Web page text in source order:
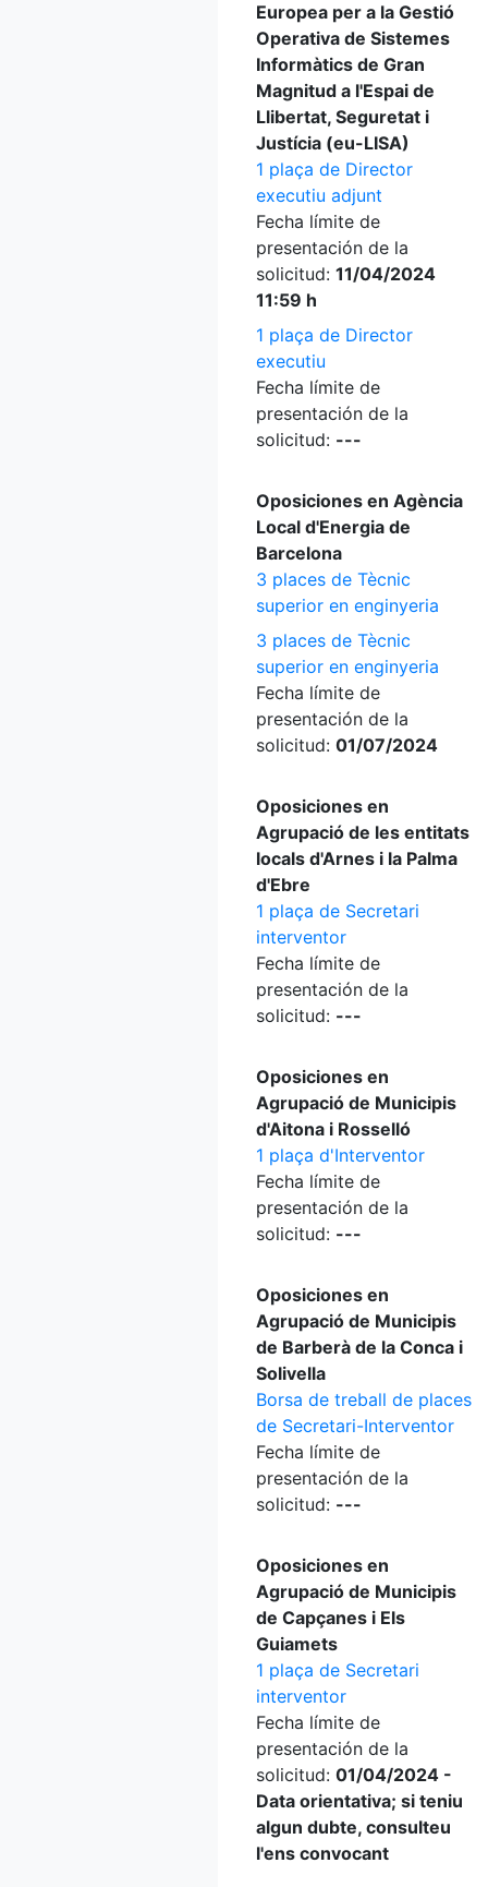
Europea per a la Gestió
Operativa de Sistemes
Informàtics de Gran
Magnitud a l'Espai de
Llibertat, Seguretat i
Justícia (eu-LISA)
1 plaça de Director
executiu adjunt
Fecha límite de
presentación de la
solicitud: 11/04/2024
11:59 h
1 plaça de Director
executiu
Fecha límite de
presentación de la
solicitud: ---
Oposiciones en Agència
Local d'Energia de
Barcelona
3 places de Tècnic
superior en enginyeria
3 places de Tècnic
superior en enginyeria
Fecha límite de
presentación de la
solicitud: 01/07/2024
Oposiciones en
Agrupació de les entitats
locals d'Arnes i la Palma
d'Ebre
1 plaça de Secretari
interventor
Fecha límite de
presentación de la
solicitud: ---
Oposiciones en
Agrupació de Municipis
d'Aitona i Rosselló
1 plaça d'Interventor
Fecha límite de
presentación de la
solicitud: ---
Oposiciones en
Agrupació de Municipis
de Barberà de la Conca i
Solivella
Borsa de treball de places
de Secretari-Interventor
Fecha límite de
presentación de la
solicitud: ---
Oposiciones en
Agrupació de Municipis
de Capçanes i Els
Guiamets
1 plaça de Secretari
interventor
Fecha límite de
presentación de la
solicitud: 01/04/2024 -
Data orientativa; si teniu
algun dubte, consulteu
l'ens convocant